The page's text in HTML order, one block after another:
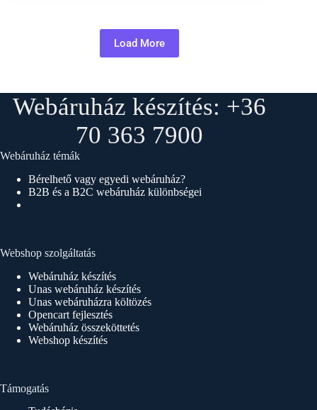
Load More
Webáruház készítés: +36
70 363 7900
Webáruház témák
Bérelhető vagy egyedi webáruház?
B2B és a B2C webáruház különbségei
Webshop szolgáltatás
Webáruház készítés
Unas webáruház készítés
Unas webáruházra költözés
Opencart fejlesztés
Webáruház összeköttetés
Webshop készítés
Támogatás